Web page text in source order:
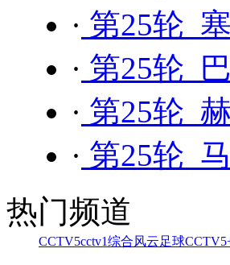
· 第25轮
· 第25轮
· 第25轮
· 第25轮
热门频道
CCTV5cctv1综合风云足球